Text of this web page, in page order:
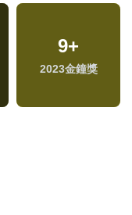
9+
2023金鐘獎